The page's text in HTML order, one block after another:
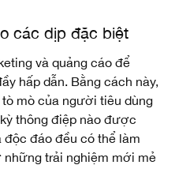
các dịp đặc biệt
và quảng cáo để
hấp dẫn. Bằng cách này,
mò của người tiêu dùng
thông điệp nào được
độc đáo đều có thể làm
trải nghiệm mới mẻ